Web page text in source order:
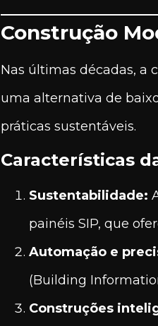
Construção
Nas últimas décadas, a
uma alternativa de
práticas sustentáveis.
Características
Sustentabilidade:
painéis SIP, que
Automação e
(Building
Construções